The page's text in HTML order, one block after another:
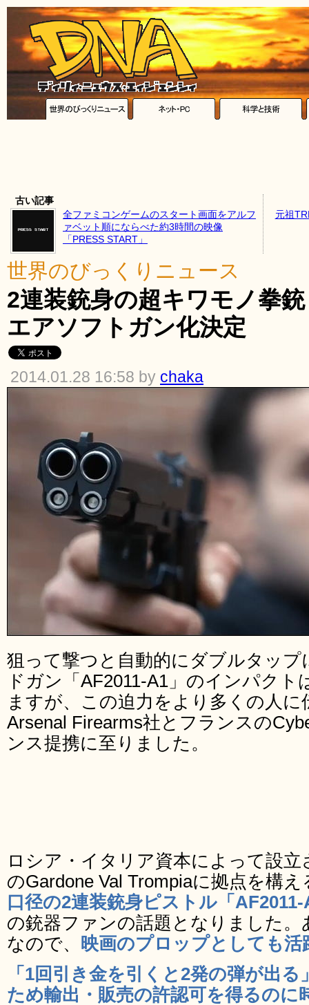
古い記事
全ファミコンゲームのスタート画面をアルフ
ァベット順にならべた約3時間の映像
「PRESS START」
元祖
世界のびっくりニュース
2連装銃身の超キワモノ拳
エアソフトガン化決定
2014.01.28 16:58 by chaka
狙って撃つと自動的にダブルタッ
ドガン「AF2011-A1」のインパク
ますが、この迫力をより多くの人
Arsenal Firearms社とフランスの
ンス提携に至りました。
ロシア・イタリア資本によって設
のGardone Val Trompiaに拠点を構
口径の2連装銃身ピストル「AF2011-
の銃器ファンの話題となりました
なので、
映画のプロップとしても活
「1回引き金を引くと2発の弾が出
ため輸出・販売の許認可を得るのに